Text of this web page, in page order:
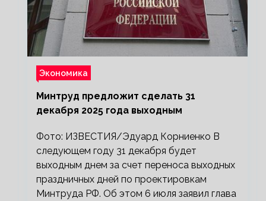
Экономика
Минтруд предложит сделать 31
декабря 2025 года выходным
Фото: ИЗВЕСТИЯ/Эдуард Корниенко В
следующем году 31 декабря будет
выходным днем за счет переноса выходных
праздничных дней по проектировкам
Минтруда РФ. Об этом 6 июля заявил глава